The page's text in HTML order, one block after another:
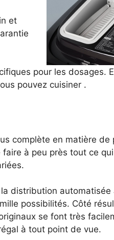
et
pour les dosages.
pouvez cuisiner .
complète en matière
à peu près tout ce
distribution automatisée
possibilités. Côté
se font très
à tout point de vue.